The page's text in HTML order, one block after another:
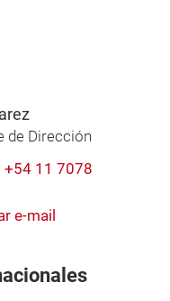
de Dirección
+54 11 7078
e-mail